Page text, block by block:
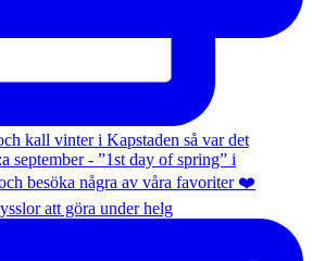
att göra under helg